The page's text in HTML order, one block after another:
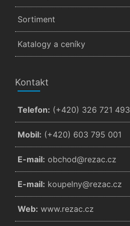
Sortiment
Katalogy a ceníky
Kontakt
Telefon: (+420) 326 721 493
Mobil: (+420) 603 795 001
E-mail: zc.cazer@dohcbo
E-mail: zc.cazer@ynlepuok
Web: www.rezac.cz